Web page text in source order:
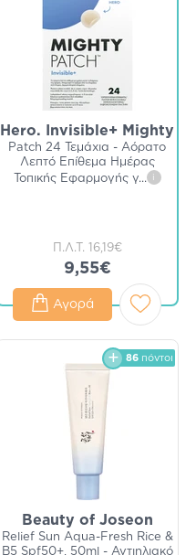
Hero. Invisible+ Mighty
Patch 24 Τεμάχια - Αόρατο
Λεπτό Επίθεμα Ημέρας
Τοπικής Εφαρμογής γ... i
Π.Λ.Τ. 16,19€
9,55€
Αγορά
86 πόντοι
Beauty of Joseon
Relief Sun Aqua-Fresh Rice &
B5 Spf50+, 50ml - Αντιηλιακό